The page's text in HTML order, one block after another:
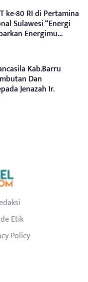
ke-80 RI di Pertamina
Sulawesi “Energi
Energimu…
Kab.Barru
Dan
Jenazah Ir.
Etik
Policy